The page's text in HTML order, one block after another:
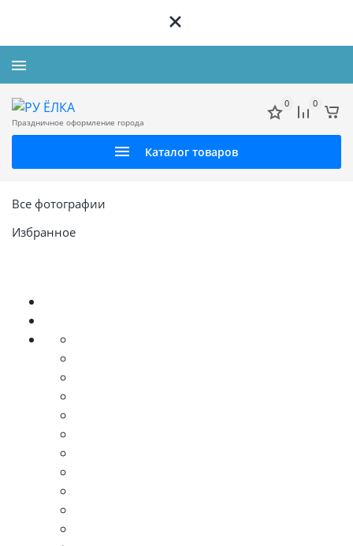
Праздничное оформление города
Каталог товаров
0 0
Все фотографии
Избранное